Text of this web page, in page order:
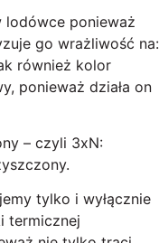
lodówce ponieważ
go wrażliwość na:
również kolor
ponieważ działa on
– czyli 3xN:
tylko i wyłącznie
termicznej